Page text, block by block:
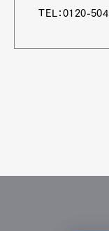
TEL：0120-